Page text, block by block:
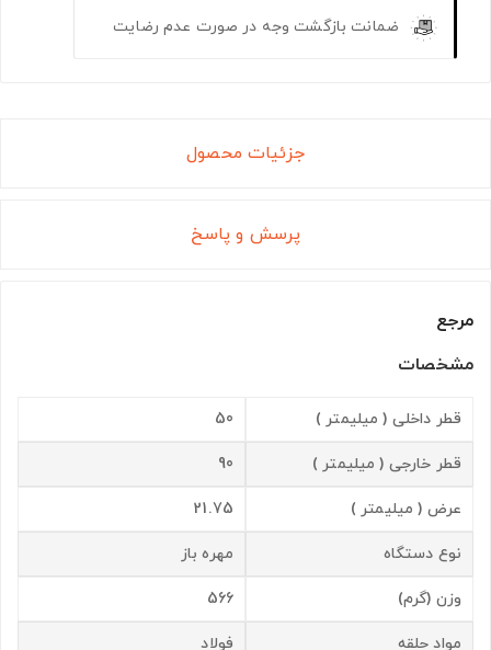
ضمانت بازگشت وجه در صورت عدم رضایت
جزئیات محصول
پرسش و پاسخ
مرجع
مشخصات
قطر داخلی ( میلیمتر ) 50
قطر خارجی ( میلیمتر ) 90
عرض ( میلیمتر ) 21.75
نوع دستگاه مهره باز
وزن (گرم) 566
مواد حلقه فولاد